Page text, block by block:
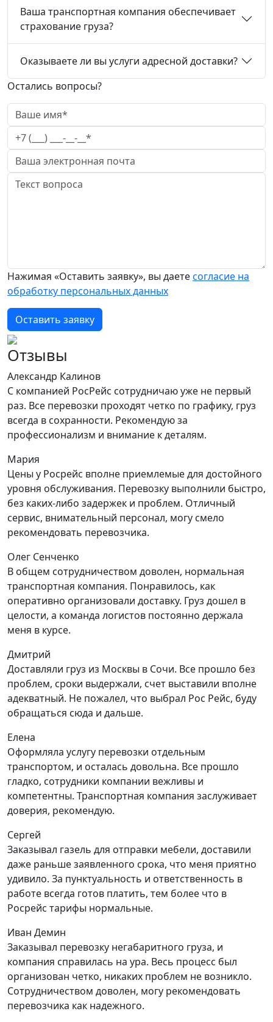
Ваша транспортная компания обеспечивает
страхование груза?
Оказываете ли вы услуги адресной доставки?
Остались вопросы?
Нажимая «Оставить заявку», вы даетесогласие на
обработку персональных данных
Оставить заявку
Отзывы
Александр Калинов
С компанией РосРейс сотрудничаю уже не первый
раз. Все перевозки проходят четко по графику, груз
всегда в сохранности. Рекомендую за
профессионализм и внимание к деталям.
Мария
Цены у Росрейс вполне приемлемые для достойного
уровня обслуживания. Перевозку выполнили быстро,
без каких-либо задержек и проблем. Отличный
сервис, внимательный персонал, могу смело
рекомендовать перевозчика.
Олег Сенченко
В общем сотрудничеством доволен, нормальная
транспортная компания. Понравилось, как
оперативно организовали доставку. Груз дошел в
целости, а команда логистов постоянно держала
меня в курсе.
Дмитрий
Доставляли груз из Москвы в Сочи. Все прошло без
проблем, сроки выдержали, счет выставили вполне
адекватный. Не пожалел, что выбрал Рос Рейс, буду
обращаться сюда и дальше.
Елена
Оформляла услугу перевозки отдельным
транспортом, и осталась довольна. Все прошло
гладко, сотрудники компании вежливы и
компетентны. Транспортная компания заслуживает
доверия, рекомендую.
Сергей
Заказывал газель для отправки мебели, доставили
даже раньше заявленного срока, что меня приятно
удивило. За пунктуальность и ответственность в
работе всегда готов платить, тем более что в
Росрейс тарифы нормальные.
Иван Демин
Заказывал перевозку негабаритного груза, и
компания справилась на ура. Весь процесс был
организован четко, никаких проблем не возникло.
Сотрудничеством доволен, могу рекомендовать
перевозчика как надежного.